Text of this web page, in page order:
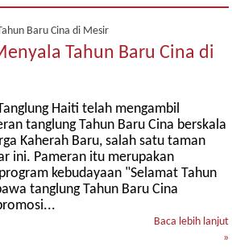
Tahun Baru Cina di
Haiti telah mengambil
tanglung Tahun Baru Cina berskala
Kaherah Baru, salah satu taman
ini. Pameran itu merupakan
kebudayaan "Selamat Tahun
tanglung Tahun Baru Cina
Baca lebih lanjut
»